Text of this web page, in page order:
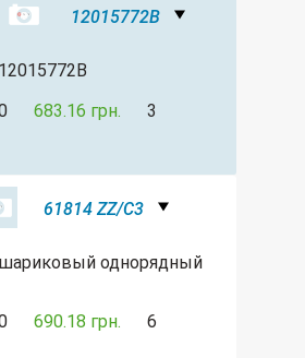
12015772B
683.16 грн. 3
61814 ZZ/C3
однорядный
690.18 грн. 6